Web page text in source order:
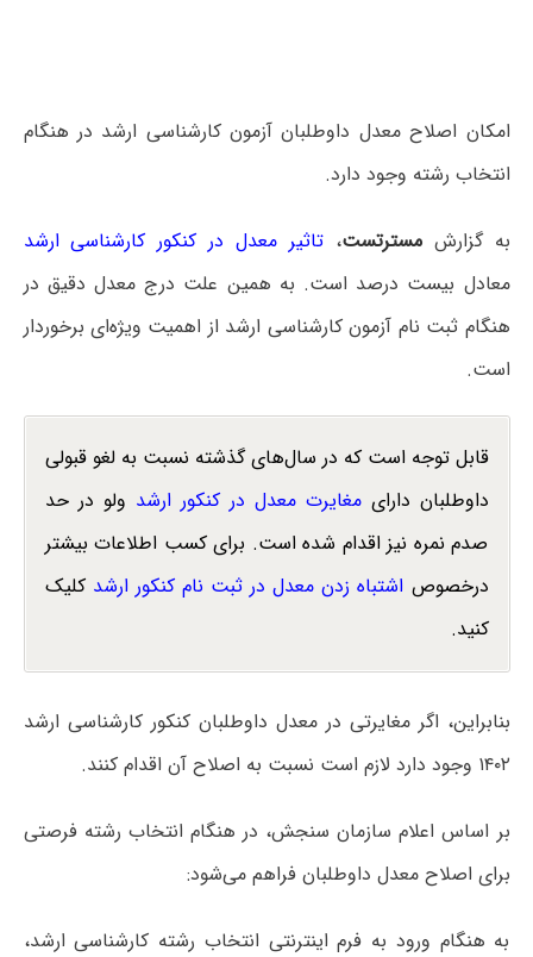
امکان اصلاح معدل داوطلبان آزمون کارشناسی ارشد در هنگام
انتخاب رشته وجود دارد.
به گزارشمسترتست،تاثیر معدل در کنکور کارشناسی ارشد
معادل بیست درصد است. به همین علت درج معدل دقیق در
هنگام ثبت نام آزمون کارشناسی ارشد از اهمیت ویژه‌ای برخوردار
است.
قابل توجه است که در سال‌های گذشته نسبت به لغو قبولی
داوطلبان دارای مغایرت معدل در کنکور ارشد ولو در حد
صدم نمره نیز اقدام شده است. برای کسب اطلاعات بیشتر
درخصوص اشتباه زدن معدل در ثبت نام کنکور ارشد کلیک
کنید.
بنابراین، اگر مغایرتی در معدل داوطلبان کنکور کارشناسی ارشد
۱۴۰۲ وجود دارد لازم است نسبت به اصلاح آن اقدام کنند.
بر اساس اعلام سازمان سنجش، در هنگام انتخاب رشته فرصتی
برای اصلاح معدل داوطلبان فراهم می‌شود:
به هنگام ورود به فرم اینترنتی انتخاب رشته کارشناسی ارشد،